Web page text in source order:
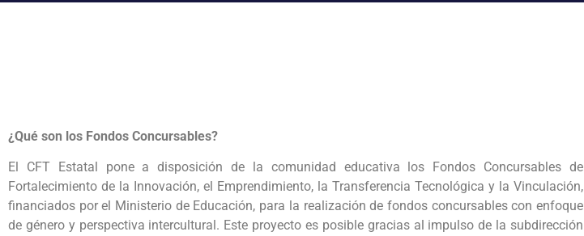
¿Qué son los Fondos Concursables?
El CFT Estatal pone a disposición de la comunidad educativa los Fondos Concursables de
Fortalecimiento de la Innovación, el Emprendimiento, la Transferencia Tecnológica y la Vinculación,
financiados por el Ministerio de Educación, para la realización de fondos concursables con enfoque
de género y perspectiva intercultural. Este proyecto es posible gracias al impulso de la subdirección